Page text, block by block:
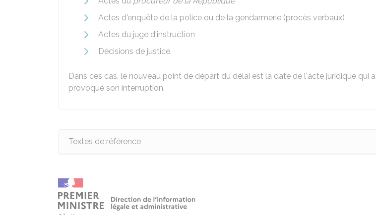
Actes d'enquête de la police ou de la gendarmerie (procès verbaux)
Actes du juge d'instruction
Décisions de justice.
Dans ces cas, le nouveau point de départ du délai est la date de l'acte juridique qui a
provoqué son interruption.
Textes de référence